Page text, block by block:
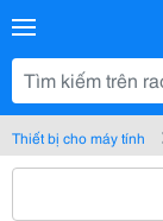
Thiết bị cho máy tính